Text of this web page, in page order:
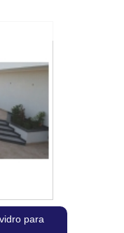
para